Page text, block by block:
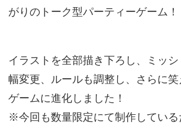
がりのトーク型パーティーゲーム！
イラストを全部描き下ろし、ミッ
幅変更、ルールも調整し、さらに
ゲームに進化しました！
※今回も数量限定にて制作している